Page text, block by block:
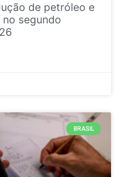
de petróleo e
no segundo
BRASIL